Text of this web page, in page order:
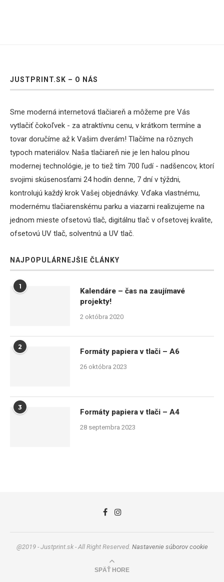
JUSTPRINT.SK – O NÁS
Sme moderná internetová tlačiareň a môžeme pre Vás
vytlačiť čokoľvek - za atraktívnu cenu, v krátkom termíne a
tovar doručíme až k Vašim dverám! Tlačíme na rôznych
typoch materiálov. Naša tlačiareň nie je len halou plnou
modernej technológie, je to tiež tím 700 ľudí - nadšencov, ktorí
svojimi skúsenosťami 24 hodín denne, 7 dní v týždni,
kontrolujú každý krok Vašej objednávky. Vďaka vlastnému,
modernému tlačiarenskému parku a viazarni realizujeme na
jednom mieste ofsetovú tlač, digitálnu tlač v ofsetovej kvalite,
ofsetovú UV tlač, solventnú a UV tlač.
NAJPOPULÁRNEJŠIE ČLÁNKY
1
Kalendáre – čas na zaujímavé
projekty!
2 októbra 2020
2
Formáty papiera v tlači – A6
26 októbra 2023
3
Formáty papiera v tlači – A4
28 septembra 2023
@2019 - Justprint.sk - All Right Reserved. Nastavenie súborov cookie
SPÄŤ HORE